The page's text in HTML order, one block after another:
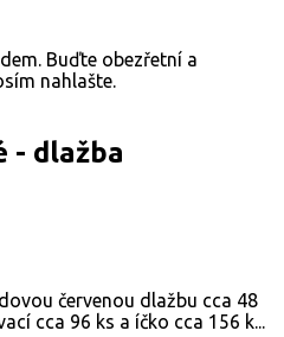
Buďte obezřetní a
nahlašte.
- dlažba
červenou dlažbu cca 48
cca 96 ks a íčko cca 156 k...